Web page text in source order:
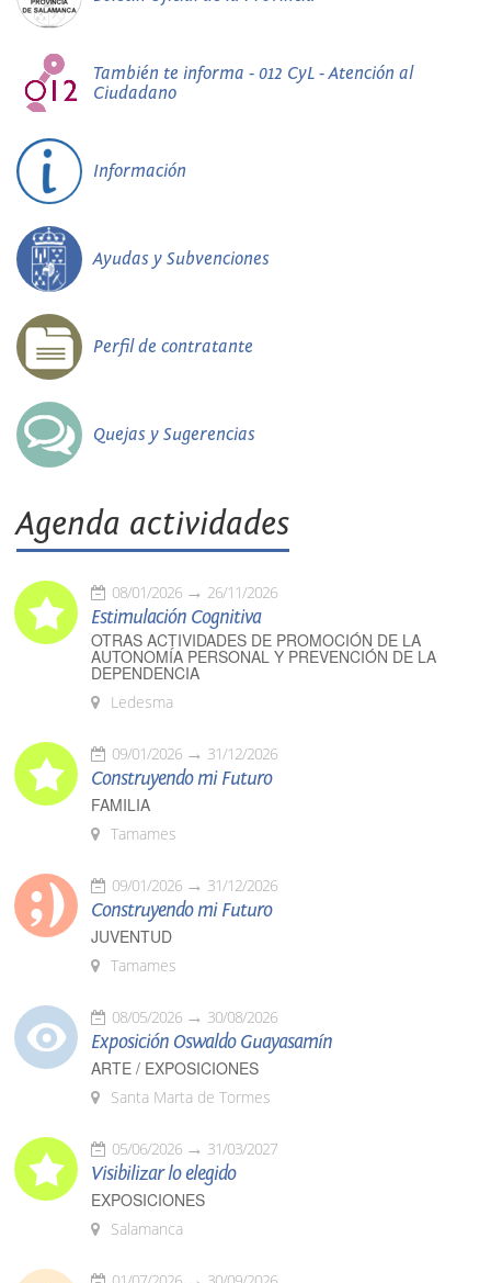
También te informa - 012 CyL - Atención al
Ciudadano
Información
Ayudas y Subvenciones
Perfil de contratante
Quejas y Sugerencias
Agenda actividades
08/01/2026 26/11/2026
Estimulación Cognitiva
OTRAS ACTIVIDADES DE PROMOCIÓN DE LA
AUTONOMÍA PERSONAL Y PREVENCIÓN DE LA
DEPENDENCIA
Ledesma
09/01/2026 31/12/2026
Construyendo mi Futuro
FAMILIA
Tamames
09/01/2026 31/12/2026
Construyendo mi Futuro
JUVENTUD
Tamames
08/05/2026 30/08/2026
Exposición Oswaldo Guayasamín
ARTE / EXPOSICIONES
Santa Marta de Tormes
05/06/2026 31/03/2027
Visibilizar lo elegido
EXPOSICIONES
Salamanca